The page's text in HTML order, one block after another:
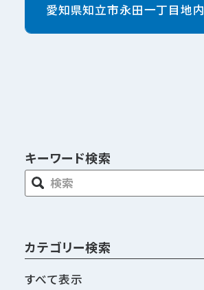
キーワード検索
カテゴリー検索
すべて表示
愛知県知立市永田一丁目地内